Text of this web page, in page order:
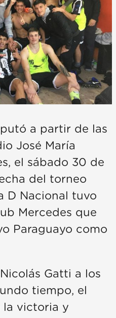
a partir de las
José María
el sábado 30 de
del torneo
D Nacional tuvo
Mercedes que
Paraguayo como
Gatti a los
tiempo, el
la victoria y